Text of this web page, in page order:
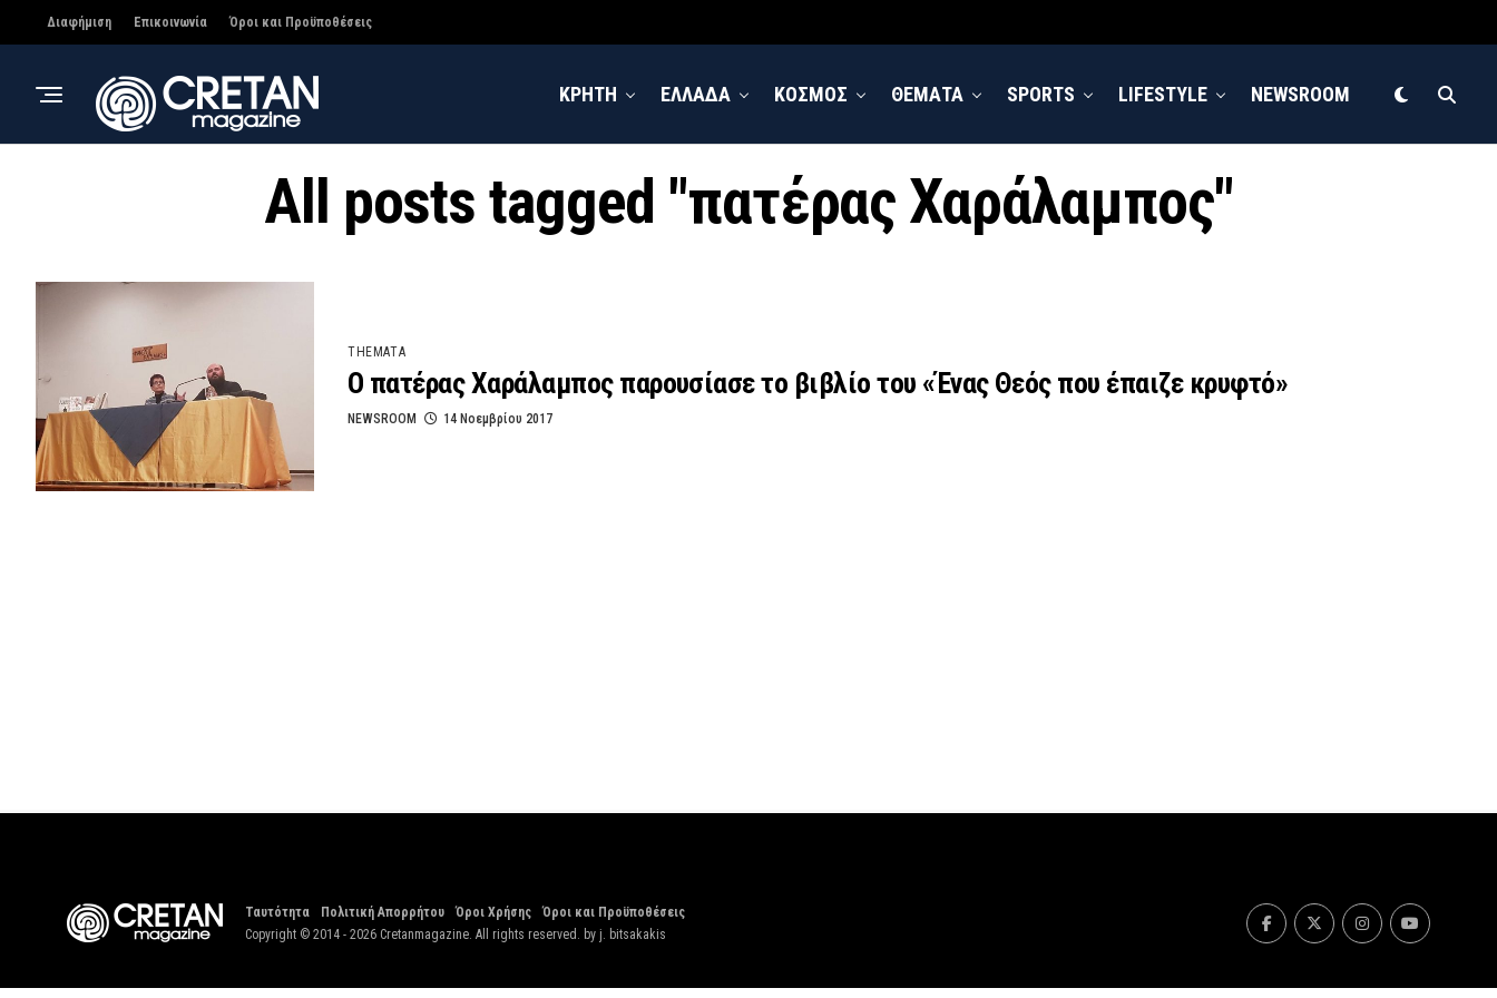
Διαφήμιση Επικοινωνία Όροι και Προϋποθέσεις
ΚΡΗΤΗ ΕΛΛΑΔΑ ΚΟΣΜΟΣ ΘΕΜΑΤΑ SPORTS LIFESTYLE NEWSROOM
All posts tagged "πατέρας Χαράλαμπος"
THEMATA
Ο πατέρας Χαράλαμπος παρουσίασε το βιβλίο του «Ένας Θεός που έπαιζε κρυφτό»
NEWSROOM 14 Νοεμβρίου 2017
Ταυτότητα Πολιτική Απορρήτου Όροι Χρήσης
Όροι και Προϋποθέσεις
Copyright © 2014 - 2026 Cretanmagazine. All rights reserved. by j. bitsakakis